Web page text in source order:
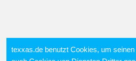
texxas.de benutzt Cookies, um